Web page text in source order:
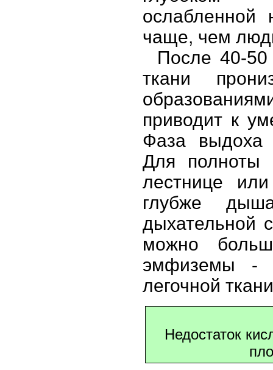
чаще, чем
После 40-50
ткани
приводит к
Фаза выдоха
Для полноты
лестнице
глубже
дыхательной
можно
эмфиземы -
легочной
Недостаток